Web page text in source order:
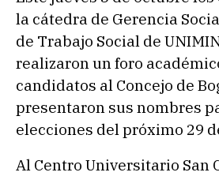
la cátedra de Gerencia
de Trabajo Social de
realizaron un foro
candidatos al Concejo de
presentaron sus nombres
elecciones del próximo 29
Al Centro Universitario San